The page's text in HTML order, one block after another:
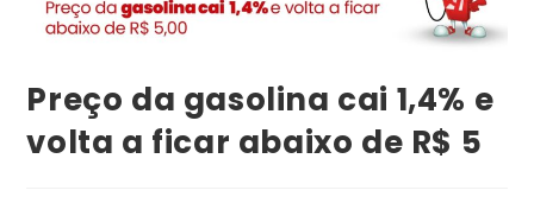
Preço da gasolina cai 1,4% e
volta a ficar abaixo de R$ 5